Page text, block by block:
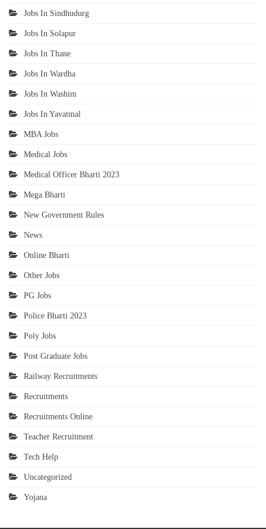
Jobs In Sindhudurg
Jobs In Solapur
Jobs In Thane
Jobs In Wardha
Jobs In Washim
Jobs In Yavatmal
MBA Jobs
Medical Jobs
Medical Officer Bharti 2023
Mega Bharti
New Government Rules
News
Online Bharti
Other Jobs
PG Jobs
Police Bharti 2023
Poly Jobs
Post Graduate Jobs
Railway Recruitments
Recruitments
Recruitments Online
Teacher Recruitment
Tech Help
Uncategorized
Yojana